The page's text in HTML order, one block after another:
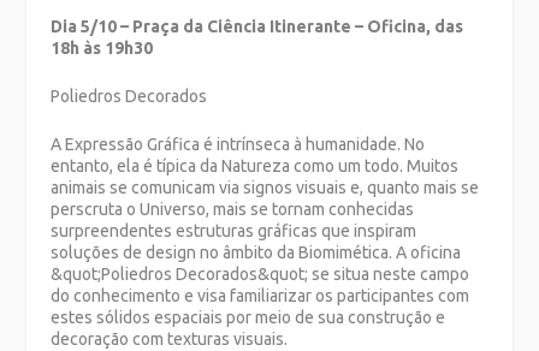
Dia 5/10 – Praça da Ciência Itinerante – Oficina, das
18h às 19h30
Poliedros Decorados
A Expressão Gráfica é intrínseca à humanidade. No
entanto, ela é típica da Natureza como um todo. Muitos
animais se comunicam via signos visuais e, quanto mais se
perscruta o Universo, mais se tornam conhecidas
surpreendentes estruturas gráficas que inspiram
soluções de design no âmbito da Biomimética. A oficina
&quot;Poliedros Decorados&quot; se situa neste campo
do conhecimento e visa familiarizar os participantes com
estes sólidos espaciais por meio de sua construção e
decoração com texturas visuais.